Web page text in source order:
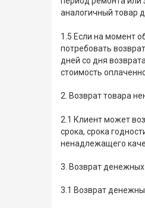
аналогичный товар
1.5 Если на момент
потребовать
дней со дня
стоимость
2. Возврат товара
2.1 Клиент может
срока, срока
ненадлежащего
3. Возврат денежных
3.1 Возврат